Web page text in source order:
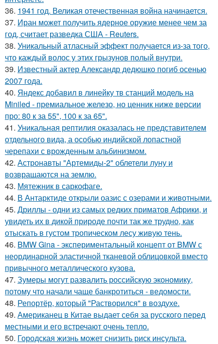
36. 1941 год. Великая отечественная война начинается.
37. Иран может получить ядерное оружие менее чем за
год, считает разведка США - Reuters.
38. Уникальный атласный эффект получается из-за того,
что каждый волос у этих грызунов полый внутри.
39. Известный актер Александр дедюшко погиб осенью
2007 года.
40. Яндекс добавил в линейку тв станций модель на
Miniled - премиальное железо, но ценник ниже версии
про: 80 к за 55", 100 к за 65".
41. Уникальная рептилия оказалась не представителем
отдельного вида, а особью индийской лопастной
черепахи с врожденным альбинизмом.
42. Астронавты "Артемиды-2" облетели луну и
возвращаются на землю.
43. Мятежник в саркофаге.
44. В Антарктиде открыли оазис с озерами и животными.
45. Дриллы - одни из самых редких приматов Африки, и
увидеть их в дикой природе почти так же трудно, как
отыскать в густом тропическом лесу живую тень.
46. BMW Gina - экспериментальный концепт от BMW с
неординарной эластичной тканевой облицовкой вместо
привычного металлического кузова.
47. Зумеры могут развалить российскую экономику,
потому что начали чаще банкротиться - ведомости.
48. Репортёр, который "Растворился" в воздухе.
49. Американец в Китае выдает себя за русского перед
местными и его встречают очень тепло.
50. Городская жизнь может снизить риск инсульта.